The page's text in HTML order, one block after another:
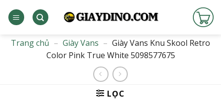
qua
dungTrang chủ – Giày Vans – Giày Vans Knu Skool Retro
Color Pink True White 5098577675
LỌC